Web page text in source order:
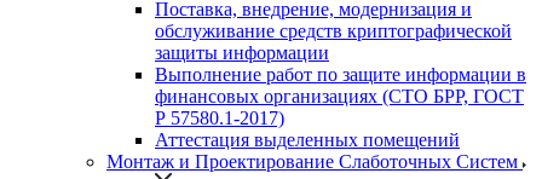
Поставка, внедрение, модернизация и
обслуживание средств криптографической
защиты информации
Выполнение работ по защите информации в
финансовых организациях (СТО БРР, ГОСТ
Р 57580.1-2017)
Аттестация выделенных помещений
Монтаж и Проектирование Слаботочных Систем